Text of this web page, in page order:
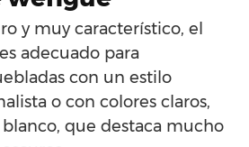
y muy característico, el
adecuado para
con un estilo
o con colores claros,
que destaca mucho